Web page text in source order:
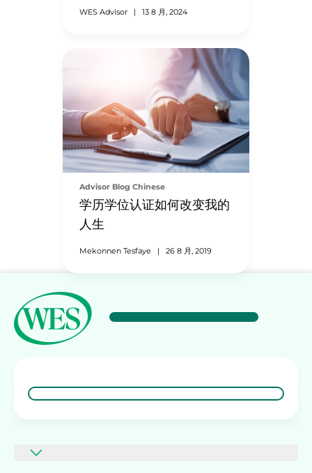
WES Advisor | 13 8 月, 2024
Advisor Blog Chinese
学历学位认证如何改变我的
人生
Mekonnen Tesfaye | 26 8 月, 2019